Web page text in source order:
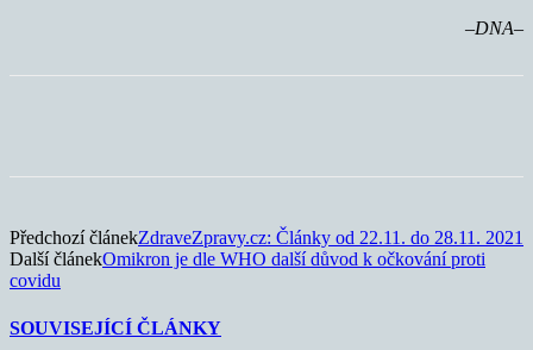
–DNA–
Předchozí článekZdraveZpravy.cz: Články od 22.11. do 28.11. 2021
Další článekOmikron je dle WHO další důvod k očkování proti
covidu
SOUVISEJÍCÍ ČLÁNKY